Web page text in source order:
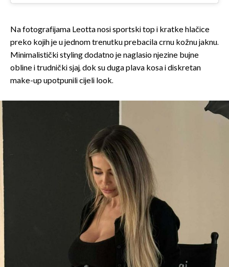
Na fotografijama Leotta nosi sportski top i kratke hlačice
preko kojih je u jednom trenutku prebacila crnu kožnu jaknu.
Minimalistički styling dodatno je naglasio njezine bujne
obline i trudnički sjaj, dok su duga plava kosa i diskretan
make-up upotpunili cijeli look.